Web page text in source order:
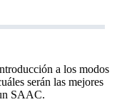
a los modos
serán las mejores
SAAC.